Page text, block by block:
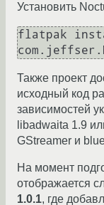
Установить
flatpak
Также проект
исходный код
зависимостей
libadwaita 1.9
GStreamer и
На момент
отображается
1.0.1, где